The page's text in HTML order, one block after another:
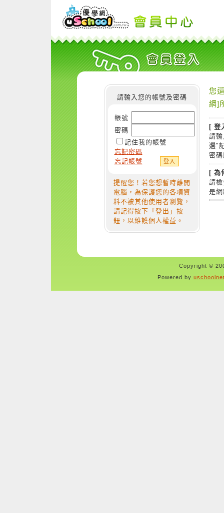
請輸入您的帳號及密碼
帳號
密碼
記住我的帳號
忘記密碼
忘記帳號
提醒您！若您想暫時離開
電腦，為保護您的各項資
料不被其他使用者瀏覽，
請記得按下「登出」按
鈕，以維護個人權益。
您
網]
[ 登
請
選"
密
[ 為
請
是
Copyright ©
Powered by